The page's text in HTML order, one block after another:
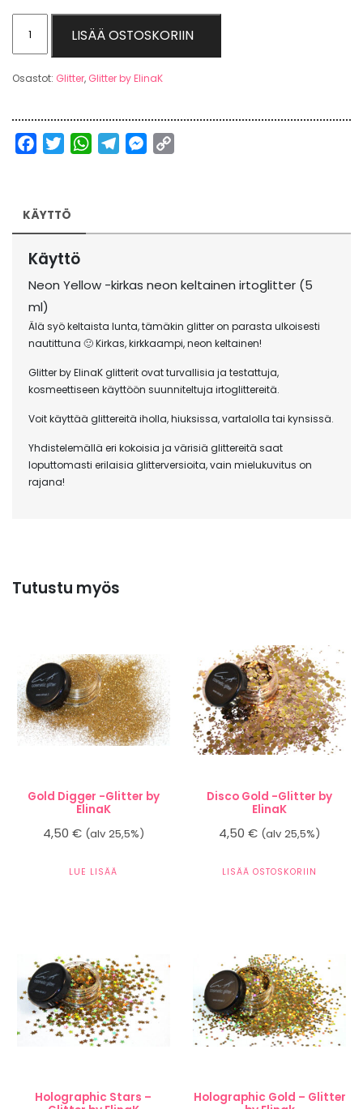
ElinaK
määrä
LISÄÄ OSTOSKORIIN
Osastot: Glitter, Glitter by ElinaK
FacebookTwitterWhatsAppTelegramMessenger
KÄYTTÖ
Käyttö
Neon Yellow -kirkas neon keltainen irtoglitter (5
ml)
Älä syö keltaista lunta, tämäkin glitter on parasta ulkoisesti
nautittuna 🙂 Kirkas, kirkkaampi, neon keltainen!
Glitter by ElinaK glitterit ovat turvallisia ja testattuja,
kosmeettiseen käyttöön suunniteltuja irtoglittereitä.
Voit käyttää glittereitä iholla, hiuksissa, vartalolla tai kynsissä.
Yhdistelemällä eri kokoisia ja värisiä glittereitä saat
loputtomasti erilaisia glitterversioita, vain mielukuvitus on
rajana!
Tutustu myös
Gold Digger -Glitter by
ElinaK
4,50 € (alv 25,5%)
LUE LISÄÄ
Disco Gold -Glitter by
ElinaK
4,50€ (alv 25,5%)
LISÄÄ OSTOSKORIIN
Holographic Stars –
Holographic Gold – Glitter